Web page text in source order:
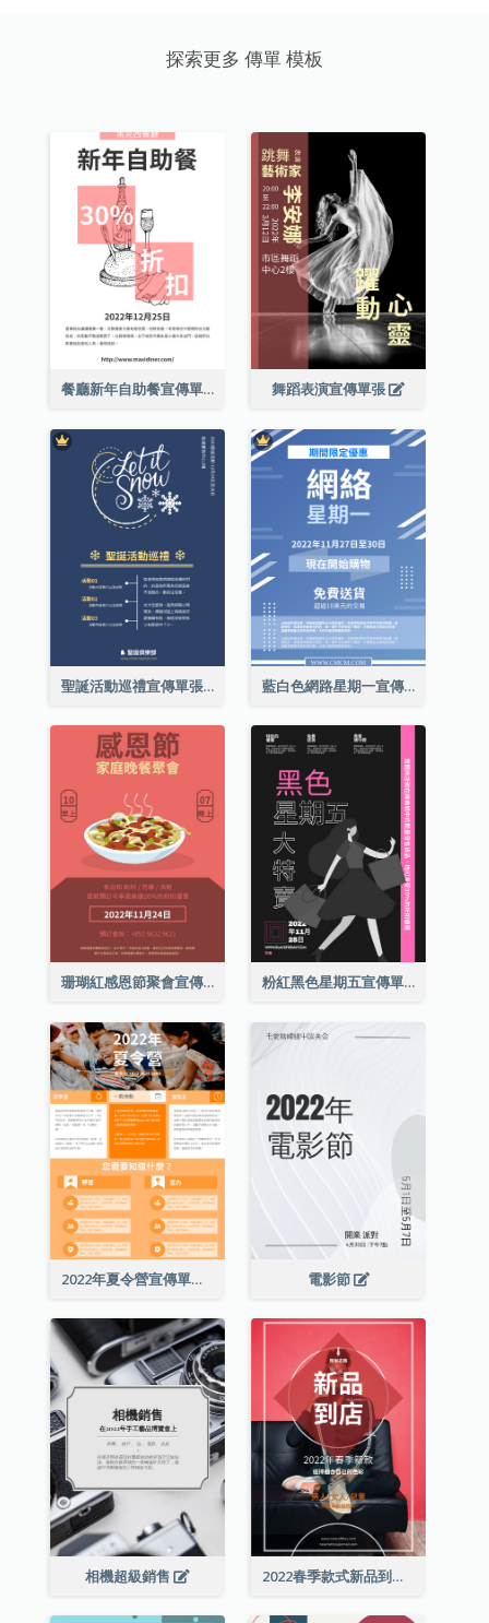
探索更多 傳單 模板
餐廳新年自助餐宣傳單張 舞蹈表演宣傳單張
聖誕活動巡禮宣傳單張(附介紹) 藍白色網路星期一宣傳單張
珊瑚紅感恩節聚會宣傳單張 粉紅黑色星期五宣傳單張
2022年夏令營宣傳單張 電影節
相機超級銷售 2022春季款式新品到店宣傳單張